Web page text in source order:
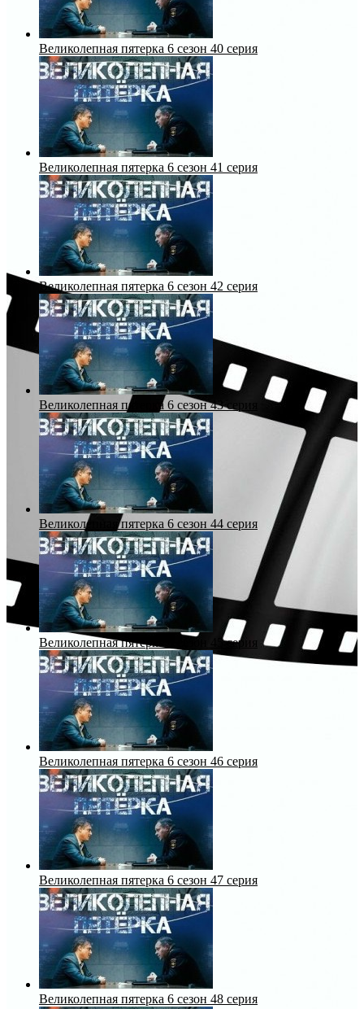
Великолепная пятерка 6 сезон 40 серия
Великолепная пятерка 6 сезон 41 серия
Великолепная пятерка 6 сезон 42 серия
Великолепная пятерка 6 сезон 43 серия
Великолепная пятерка 6 сезон 44 серия
Великолепная пятерка 6 сезон 45 серия
Великолепная пятерка 6 сезон 46 серия
Великолепная пятерка 6 сезон 47 серия
Великолепная пятерка 6 сезон 48 серия